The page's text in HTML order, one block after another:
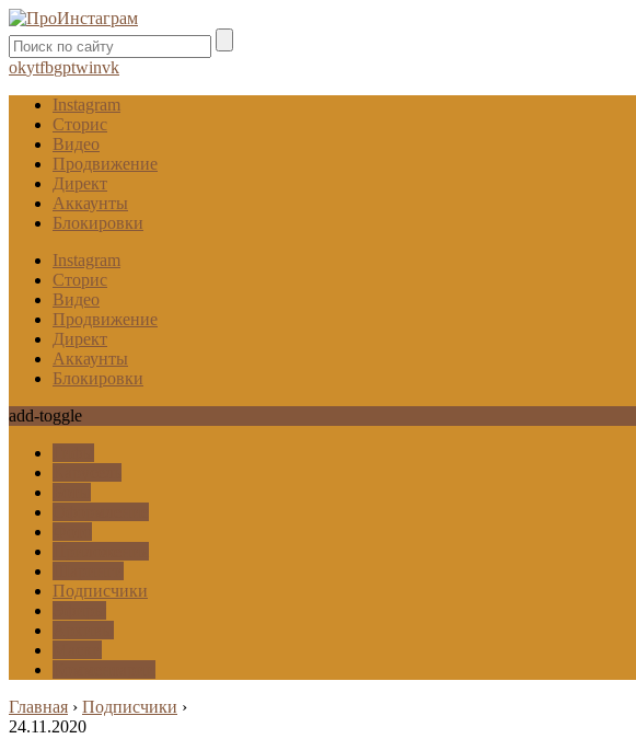
okytfbgptwinvk
Instagram
Сторис
Видео
Продвижение
Директ
Аккаунты
Блокировки
Instagram
Сторис
Видео
Продвижение
Директ
Аккаунты
Блокировки
add-toggle
Подписчики
Главная › Подписчики ›
24.11.2020